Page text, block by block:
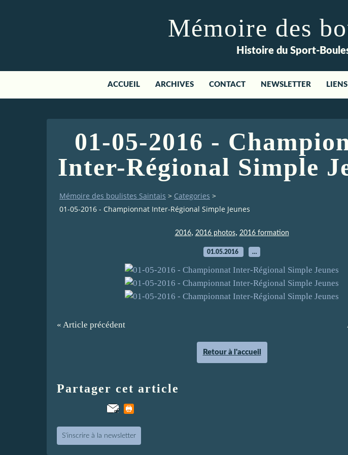
Mémoire des
Histoire du Sport-
ACCUEIL ARCHIVES CONTACT NEWSLETTER LIENS
01-05-2016 -
Inter-Régional Simple
Mémoire des boulistes Saintais > Categories >
01-05-2016 - Championnat Inter-Régional Simple Jeunes
2016, 2016 photos, 2016 formation
01.05.2016 …
« Article précédent
Retour à l'accueil
Partager cet article
S'inscrire à la newsletter